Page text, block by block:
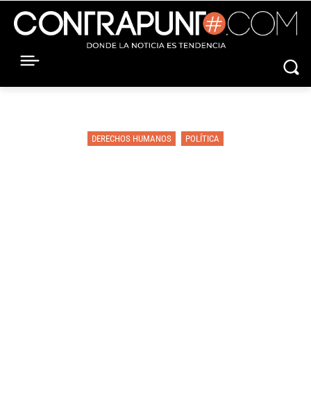
DERECHOS HUMANOS POLÍTICA